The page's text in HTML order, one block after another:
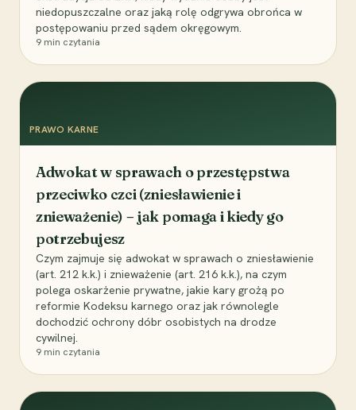
niedopuszczalne oraz jaką rolę odgrywa obrońca w
postępowaniu przed sądem okręgowym.
9 min czytania
PRAWO KARNE
Adwokat w sprawach o przestępstwa
przeciwko czci (zniesławienie i
znieważenie) – jak pomaga i kiedy go
potrzebujesz
Czym zajmuje się adwokat w sprawach o zniesławienie
(art. 212 k.k.) i znieważenie (art. 216 k.k.), na czym
polega oskarżenie prywatne, jakie kary grożą po
reformie Kodeksu karnego oraz jak równolegle
dochodzić ochrony dóbr osobistych na drodze
cywilnej.
9 min czytania